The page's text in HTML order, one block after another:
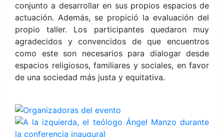
conjunto a desarrollar en sus propios espacios de
actuación. Además, se propició la evaluación del
propio taller. Los participantes quedaron muy
agradecidos y convencidos de que encuentros
como este son necesarios para dialogar desde
espacios religiosos, familiares y sociales, en favor
de una sociedad más justa y equitativa.